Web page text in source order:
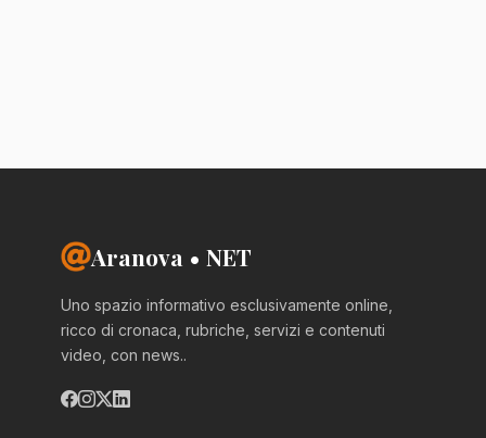
Aranova • NET
Uno spazio informativo esclusivamente online,
ricco di cronaca, rubriche, servizi e contenuti
video, con news..